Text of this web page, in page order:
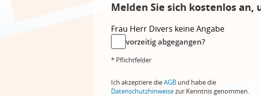
Melden Sie sich kostenlos
Frau Herr Divers keine Angabe
vorzeitig abgegangen?
* Pflichtfelder
Ich akzeptiere dieAGB und habe die
Datenschutzhinweisezur Kenntnis genommen.